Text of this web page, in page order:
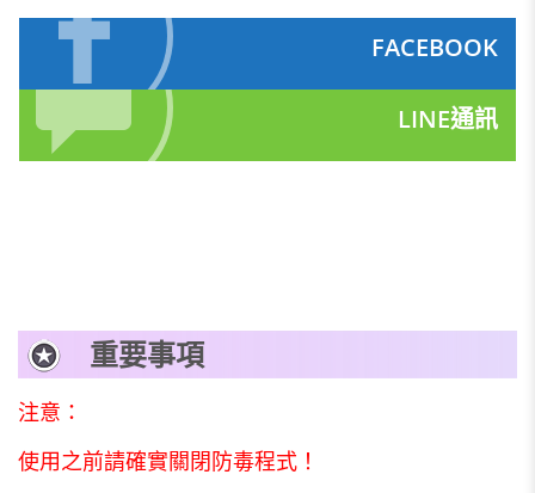
FACEBOOK
LINE通訊
重要事項
注意：
使用之前請確實關閉防毒程式！